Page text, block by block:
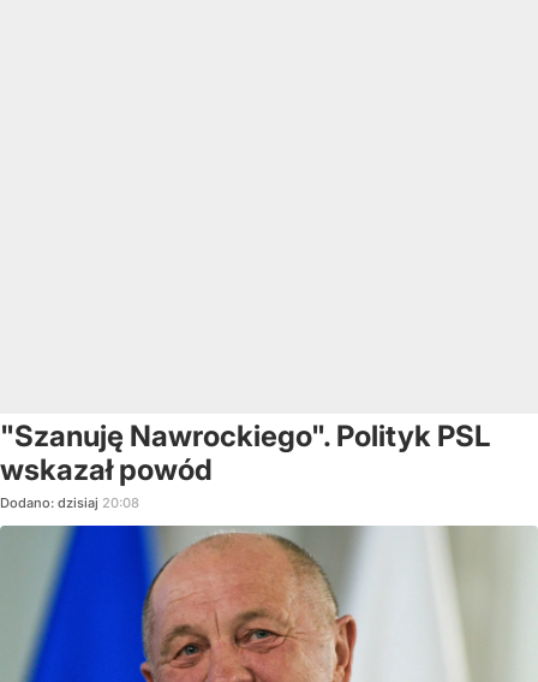
"Szanuję Nawrockiego". Polityk PSL
wskazał powód
Dodano: dzisiaj 20:08